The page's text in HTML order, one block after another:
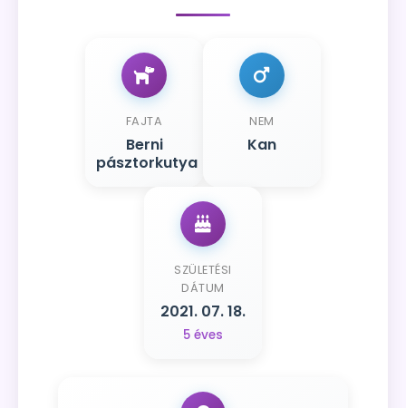
FAJTA
Berni
pásztorkutya
NEM
Kan
SZÜLETÉSI
DÁTUM
2021. 07. 18.
5 éves